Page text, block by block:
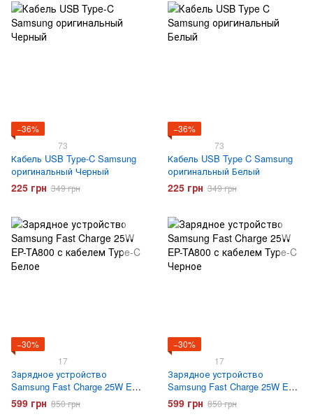
−36%
73
Кабель USB Type-C Samsung
оригинальный Черный
225 грн 349 грн
−36%
73
Кабель USB Type C Samsung
оригинальный Белый
225 грн 349 грн
−30%
17
Зарядное устройство
Samsung Fast Charge 25W EP-
TA800 с кабелем Type-C Белое
599 грн 850 грн
−30%
17
Зарядное устройство
Samsung Fast Charge 25W EP-
TA800 с кабелем Type-C
Черное
599 грн 850 грн